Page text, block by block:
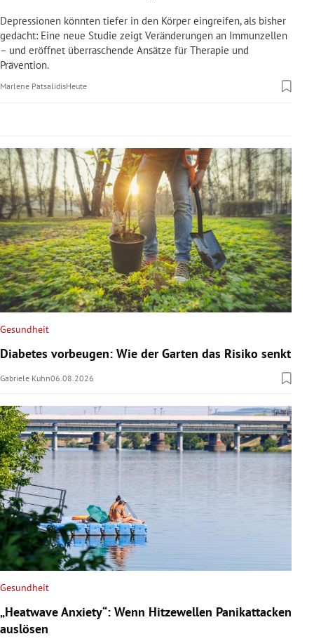
Untermenü
Untermenü
Untermenü
Depressionen könnten tiefer in den Körper eingreifen, als bisher
gedacht: Eine neue Studie zeigt Veränderungen an Immunzellen
– und eröffnet überraschende Ansätze für Therapie und
Prävention.
Marlene PatsalidisHeute
Gesundheit
Diabetes vorbeugen: Wie der Garten das Risiko senkt
Gabriele Kuhn06.08.2026
Gesundheit
„Heatwave Anxiety“: Wenn Hitzewellen Panikattacken
auslösen